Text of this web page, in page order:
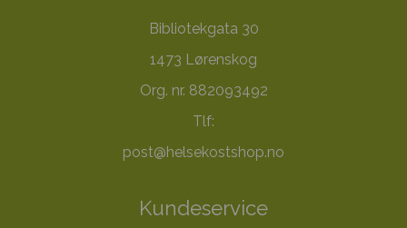
Bibliotekgata 30
1473 Lørenskog
Org. nr. 882093492
Tlf:
post@helsekostshop.no
Kundeservice